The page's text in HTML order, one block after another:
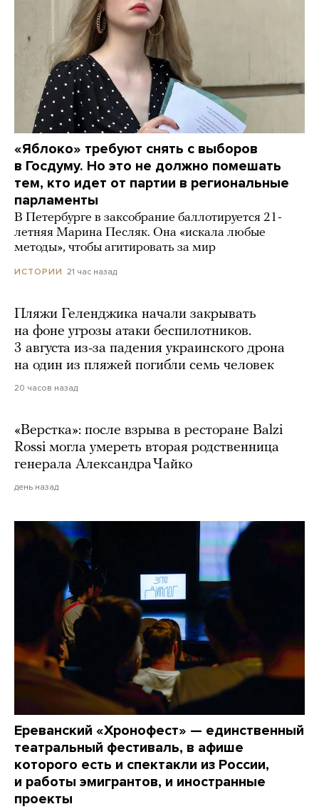
«Яблоко» требуют снять с выборов
в Госдуму. Но это не должно помешать
тем, кто идет от партии в региональные
парламенты
В Петербурге в заксобрание баллотируется 21-
летняя Марина Песляк. Она «искала любые
методы», чтобы агитировать за мир
ИСТОРИИ 21 час назад
Пляжи Геленджика начали закрывать
на фоне угрозы атаки беспилотников.
3 августа из-за падения украинского дрона
на один из пляжей погибли семь человек
20 часов назад
«Верстка»: после взрыва в ресторане Balzi
Rossi могла умереть вторая родственница
генерала Александра Чайко
день назад
Ереванский «Хронофест» — единственный
театральный фестиваль, в афише
которого есть и спектакли из России,
и работы эмигрантов, и иностранные
проекты